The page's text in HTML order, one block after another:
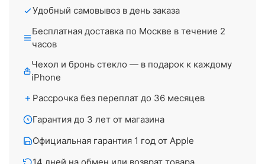
Удобный самовывоз в день заказа
Бесплатная доставка по Москве в течение 2
часов
Чехол и бронь стекло — в подарок к каждому
iPhone
Рассрочка без переплат до 36 месяцев
Гарантия до 3 лет от магазина
Официальная гарантия 1 год от Apple